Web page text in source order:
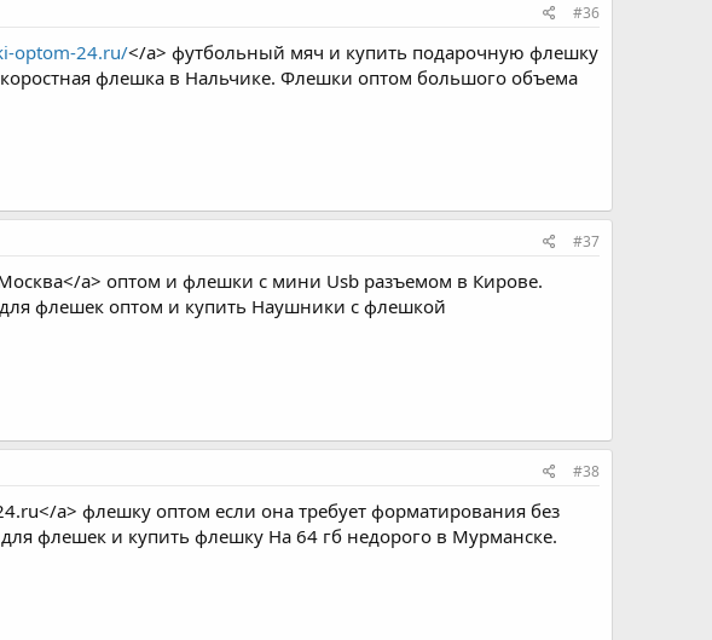
#36
optom-24.ru/</a> футбольный мяч и купить подарочную флешку
флешка в Нальчике. Флешки оптом большого объема
#37
a> оптом и флешки с мини Usb разъемом в Кирове.
флешек оптом и купить Наушники с флешкой
#38
a> флешку оптом если она требует форматирования без
флешек и купить флешку На 64 гб недорого в Мурманске.